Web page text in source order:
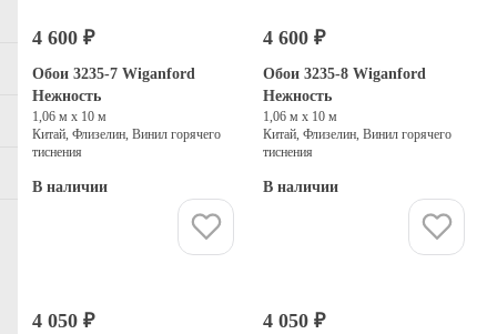
4 600 ₽
Обои 3235-7 Wiganford
Нежность
1,06 м х 10 м
Китай, Флизелин, Винил горячего
тиснения
В наличии
4 600 ₽
Обои 3235-8 Wiganford
Нежность
1,06 м х 10 м
Китай, Флизелин, Винил горячего
тиснения
В наличии
4 050 ₽ 4 050 ₽